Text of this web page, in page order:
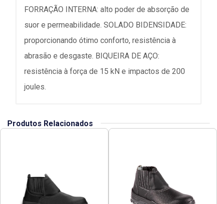
FORRAÇÃO INTERNA: alto poder de absorção de
suor e permeabilidade. SOLADO BIDENSIDADE:
proporcionando ótimo conforto, resistência à
abrasão e desgaste. BIQUEIRA DE AÇO:
resistência à força de 15 kN e impactos de 200
joules.
Produtos Relacionados